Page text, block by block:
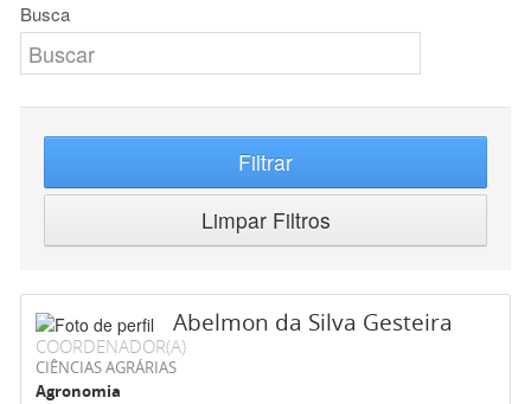
Busca
Filtrar
Limpar Filtros
Abelmon da Silva Gesteira
COORDENADOR(A)
CIÊNCIAS AGRÁRIAS
Agronomia